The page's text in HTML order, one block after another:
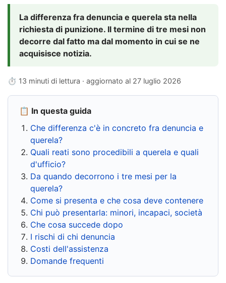
La differenza fra denuncia e querela sta nella
richiesta di punizione. Il termine di tre mesi non
decorre dal fatto ma dal momento in cui se ne
acquisisce notizia.
⏱ 13 minuti di lettura · aggiornato al 27 luglio 2026
📋 In questa guida
Che differenza c'è in concreto fra denuncia e
querela?
Quali reati sono procedibili a querela e quali
d'ufficio?
Da quando decorrono i tre mesi per la
querela?
Come si presenta e che cosa deve contenere
Chi può presentarla: minori, incapaci, società
Che cosa succede dopo
I rischi di chi denuncia
Costi dell'assistenza
Domande frequenti